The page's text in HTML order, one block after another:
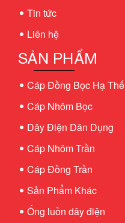
Tin tức
Liên hệ
SẢN PHẨM
Cáp Đồng Bọc Hạ Thế
Cáp Nhôm Bọc
Dây Điện Dân Dụng
Cáp Nhôm Trần
Cáp Đồng Trần
Sản Phẩm Khác
Ống luồn dây điện